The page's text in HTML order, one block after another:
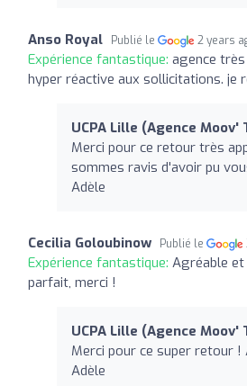
Anso Royal Publié le 2 years
Expérience fantastique: agence
hyper réactive aux sollicitations. je
UCPA Lille (Agence Moov'
Merci pour ce retour très
sommes ravis d'avoir pu
Adèle
Cecilia Goloubinow Publié le
Expérience fantastique: Agréable
parfait, merci !
UCPA Lille (Agence Moov'
Merci pour ce super retour
Adèle